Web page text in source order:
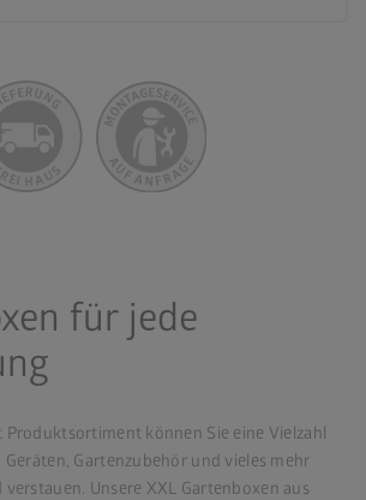
für jede
können Sie eine Vielzahl
Gartenzubehör und vieles mehr
Unsere XXL Gartenboxen aus